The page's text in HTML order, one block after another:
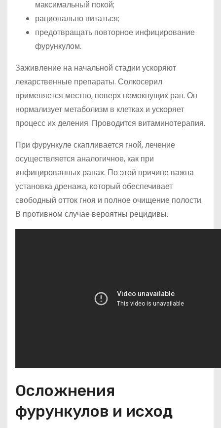
максимальный покой;
рационально питаться;
предотвращать повторное инфицирование
фурункулом.
Заживление на начальной стадии ускоряют
лекарственные препараты. Солкосерил
применяется местно, поверх немокнущих ран. Он
нормализует метаболизм в клетках и ускоряет
процесс их деления. Проводится витаминотерапия.
При фурункуле скапливается гной, лечение
осуществляется аналогичное, как при
инфицированных ранах. По этой причине важна
установка дренажа, который обеспечивает
свободный отток гноя и полное очищение полости.
В противном случае вероятны рецидивы.
Осложнения
фурункулов и исход